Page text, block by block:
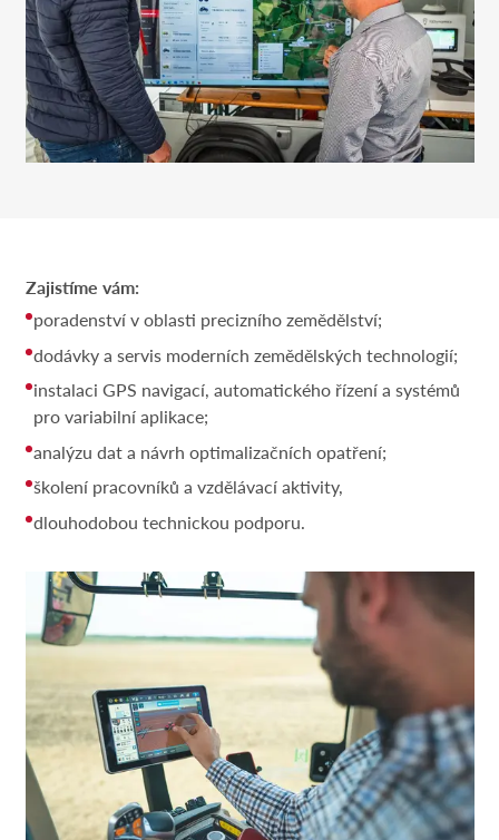
Zajistíme vám:
poradenství v oblasti precizního zemědělství;
dodávky a servis moderních zemědělských technologií;
instalaci GPS navigací, automatického řízení a systémů
pro variabilní aplikace;
analýzu dat a návrh optimalizačních opatření;
školení pracovníků a vzdělávací aktivity,
dlouhodobou technickou podporu.